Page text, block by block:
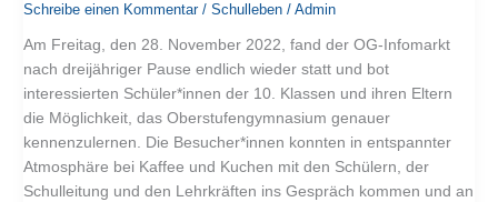
Schreibe einen Kommentar /Schulleben /Admin
Am Freitag, den 28. November 2022, fand der OG-Infomarkt
nach dreijähriger Pause endlich wieder statt und bot
interessierten Schüler*innen der 10. Klassen und ihren Eltern
die Möglichkeit, das Oberstufengymnasium genauer
kennenzulernen. Die Besucher*innen konnten in entspannter
Atmosphäre bei Kaffee und Kuchen mit den Schülern, der
Schulleitung und den Lehrkräften ins Gespräch kommen und an
Bildungsangebot